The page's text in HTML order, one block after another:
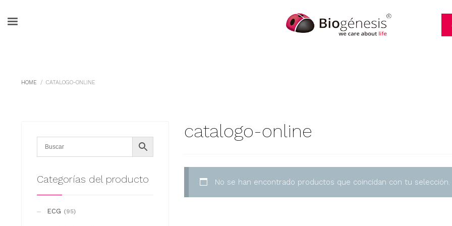
HOME CATALOGO-ONLINE
catalogo-online
No se han encontrado productos que coincidan con tu selección.
Categorías del producto
ECG (95)